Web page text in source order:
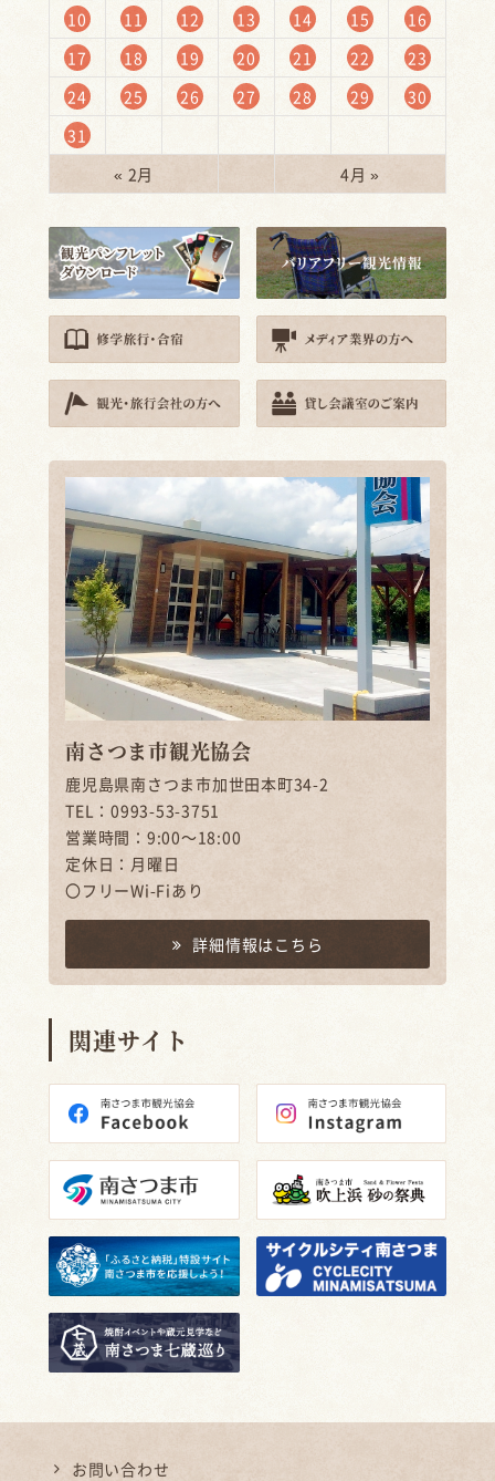
10
11 12 13 14 15
16
17
18 19 20 21 22
23
24
25 26 27 28 29
30
31
« 2月
4月 »
南さつま市観光協会
鹿児島県南さつま市加世田本町34-2
TEL：0993-53-3751
営業時間：9:00～18:00
定休日：月曜日
〇フリーWi-Fiあり
詳細情報はこちら
関連サイト
お問い合わせ